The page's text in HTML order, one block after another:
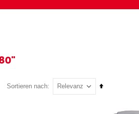
Sortieren nach
In
Reihenfolge